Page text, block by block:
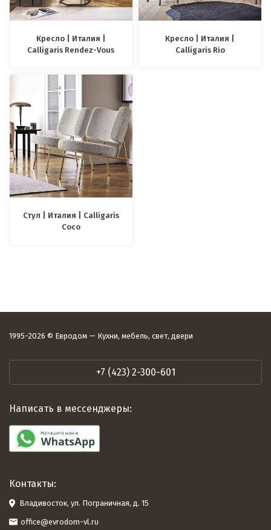
Кресло | Италия |
Calligaris Rendez-Vous
Кресло | Италия |
Calligaris Rio
Стул | Италия | Calligaris
Coco
1995-2026 © Евродом — Кухни, мебель, свет, двери
+7 (423) 2-300-601
Написать в мессенджеры:
Контакты:
Владивосток, ул. Пограничная, д. 15
office@evrodom-vl.ru